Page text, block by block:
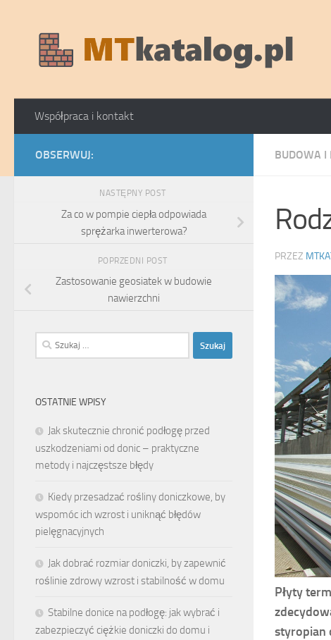
Współpraca i kontakt
BUDOWA I
PRZEZ
Płyty
styropian
OBSERWUJ:
NASTĘPNY POST
Za co w pompie ciepła odpowiada
sprężarka inwerterowa?
POPRZEDNI POST
Zastosowanie geosiatek w budowie
nawierzchni
Szukaj:
OSTATNIE WPISY
Jak skutecznie chronić podłogę przed
uszkodzeniami od donic – praktyczne
metody i najczęstsze błędy
Kiedy przesadzać rośliny doniczkowe, by
wspomóc ich wzrost i uniknąć błędów
pielęgnacyjnych
Jak dobrać rozmiar doniczki, by zapewnić
roślinie zdrowy wzrost i stabilność w domu
Stabilne donice na podłogę: jak wybrać i
zabezpieczyć ciężkie doniczki do domu i